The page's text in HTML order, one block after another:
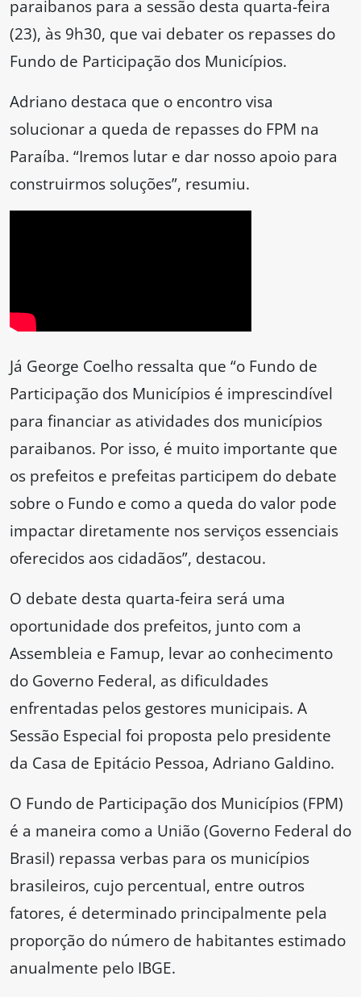
paraibanos para a sessão desta quarta-feira
(23), às 9h30, que vai debater os repasses do
Fundo de Participação dos Municípios.
Adriano destaca que o encontro visa
solucionar a queda de repasses do FPM na
Paraíba. “Iremos lutar e dar nosso apoio para
construirmos soluções”, resumiu.
Já George Coelho ressalta que “o Fundo de
Participação dos Municípios é imprescindível
para financiar as atividades dos municípios
paraibanos. Por isso, é muito importante que
os prefeitos e prefeitas participem do debate
sobre o Fundo e como a queda do valor pode
impactar diretamente nos serviços essenciais
oferecidos aos cidadãos”, destacou.
O debate desta quarta-feira será uma
oportunidade dos prefeitos, junto com a
Assembleia e Famup, levar ao conhecimento
do Governo Federal, as dificuldades
enfrentadas pelos gestores municipais. A
Sessão Especial foi proposta pelo presidente
da Casa de Epitácio Pessoa, Adriano Galdino.
O Fundo de Participação dos Municípios (FPM)
é a maneira como a União (Governo Federal do
Brasil) repassa verbas para os municípios
brasileiros, cujo percentual, entre outros
fatores, é determinado principalmente pela
proporção do número de habitantes estimado
anualmente pelo IBGE.